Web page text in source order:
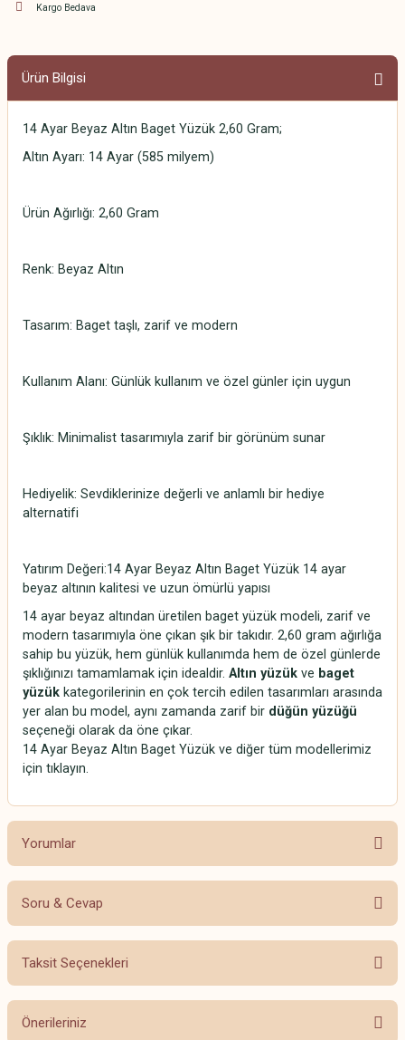
Kargo Bedava
Ürün Bilgisi
14 Ayar Beyaz Altın Baget Yüzük 2,60 Gram;
Altın Ayarı: 14 Ayar (585 milyem)
Ürün Ağırlığı: 2,60 Gram
Renk: Beyaz Altın
Tasarım: Baget taşlı, zarif ve modern
Kullanım Alanı: Günlük kullanım ve özel günler için uygun
Şıklık: Minimalist tasarımıyla zarif bir görünüm sunar
Hediyelik: Sevdiklerinize değerli ve anlamlı bir hediye
alternatifi
Yatırım Değeri:14 Ayar Beyaz Altın Baget Yüzük 14 ayar
beyaz altının kalitesi ve uzun ömürlü yapısı
14 ayar beyaz altından üretilen baget yüzük modeli, zarif ve
modern tasarımıyla öne çıkan şık bir takıdır. 2,60 gram ağırlığa
sahip bu yüzük, hem günlük kullanımda hem de özel günlerde
şıklığınızı tamamlamak için idealdir. Altın yüzük ve baget
yüzük kategorilerinin en çok tercih edilen tasarımları arasında
yer alan bu model, aynı zamanda zarif bir düğün yüzüğü
seçeneği olarak da öne çıkar.
14 Ayar Beyaz Altın Baget Yüzük ve diğer tüm modellerimiz
için tıklayın.
Yorumlar
Bu ürüne ilk yorumu siz yapın!
Soru & Cevap
Ürün hakkında henüz soru sorulmamış.
Taksit Seçenekleri
Önerileriniz